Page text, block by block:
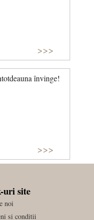
>>>
învinge!
>>>
uri site
noi
si conditii